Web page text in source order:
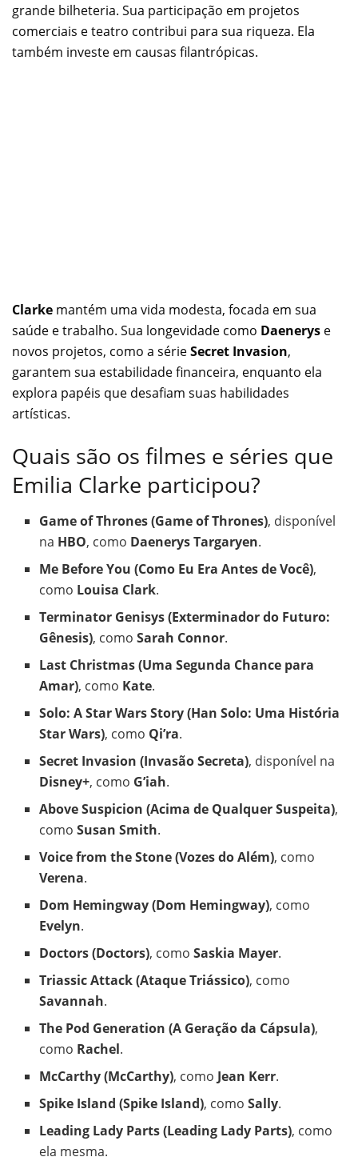
grande bilheteria. Sua participação em projetos
comerciais e teatro contribui para sua riqueza. Ela
também investe em causas filantrópicas.
Clarke mantém uma vida modesta, focada em sua
saúde e trabalho. Sua longevidade como Daenerys e
novos projetos, como a sérieSecret Invasion,
garantem sua estabilidade financeira, enquanto ela
explora papéis que desafiam suas habilidades
artísticas.
Quais são os filmes e séries que
Emilia Clarke participou?
Game of Thrones (Game of Thrones), disponível
na HBO, como Daenerys Targaryen.
Me Before You (Como Eu Era Antes de Você),
como Louisa Clark.
Terminator Genisys (Exterminador do Futuro:
Gênesis), comoSarah Connor.
Last Christmas (Uma Segunda Chance para
Amar), como Kate.
Solo: A Star Wars Story (Han Solo: Uma História
Star Wars), como Qi’ra.
Secret Invasion (Invasão Secreta), disponível na
Disney+, como G’iah.
Above Suspicion (Acima de Qualquer Suspeita),
comoSusan Smith.
Voice from the Stone (Vozes do Além), como
Verena.
Dom Hemingway (Dom Hemingway), como
Evelyn.
Doctors (Doctors), comoSaskia Mayer.
Triassic Attack (Ataque Triássico), como
Savannah.
The Pod Generation (A Geração da Cápsula),
como Rachel.
McCarthy (McCarthy), como Jean Kerr.
Spike Island (Spike Island), comoSally.
Leading Lady Parts (Leading Lady Parts), como
ela mesma.